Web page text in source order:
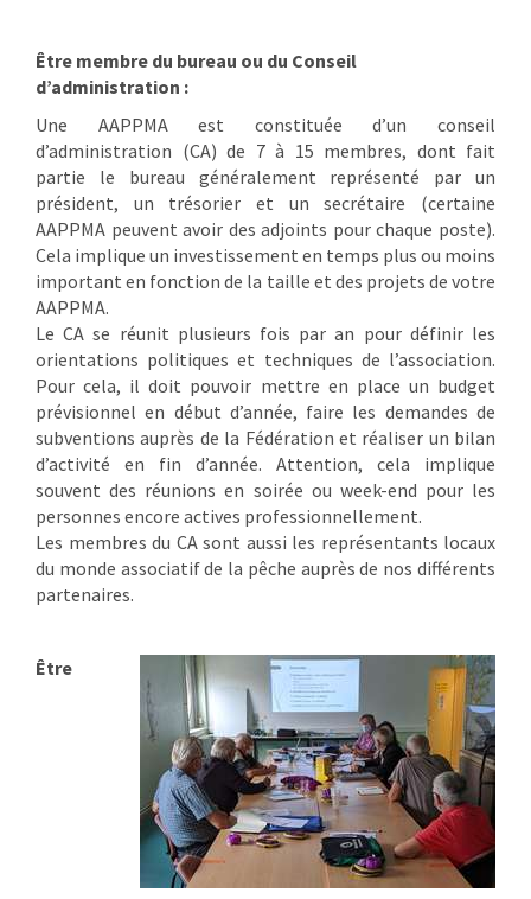
Être membre du bureau ou du Conseil
d’administration :
Une AAPPMA est constituée d’un conseil
d’administration (CA) de 7 à 15 membres, dont fait
partie le bureau généralement représenté par un
président, un trésorier et un secrétaire (certaine
AAPPMA peuvent avoir des adjoints pour chaque poste).
Cela implique un investissement en temps plus ou moins
important en fonction de la taille et des projets de votre
AAPPMA.
Le CA se réunit plusieurs fois par an pour définir les
orientations politiques et techniques de l’association.
Pour cela, il doit pouvoir mettre en place un budget
prévisionnel en début d’année, faire les demandes de
subventions auprès de la Fédération et réaliser un bilan
d’activité en fin d’année. Attention, cela implique
souvent des réunions en soirée ou week-end pour les
personnes encore actives professionnellement.
Les membres du CA sont aussi les représentants locaux
du monde associatif de la pêche auprès de nos différents
partenaires.
Être